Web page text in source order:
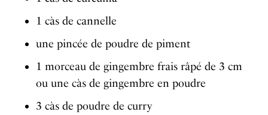
1 càs de cannelle
une pincée de poudre de piment
1 morceau de gingembre frais râpé de 3 cm
ou une càs de gingembre en poudre
3 càs de poudre de curry